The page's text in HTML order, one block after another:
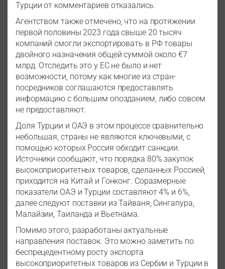
Турции от комментариев отказались.
Агентством также отмечено, что на протяжении
первой половины 2023 года свыше 20 тысяч
компаний смогли экспортировать в РФ товары
двойного назначения общей суммой около €7
млрд. Отследить это у ЕС не было и нет
возможности, потому как многие из стран-
посредников соглашаются предоставлять
информацию с большим опозданием, либо совсем
не предоставляют.
Доля Турции и ОАЭ в этом процессе сравнительно
небольшая, страны не являются ключевыми, с
помощью которых Россия обходит санкции.
Источники сообщают, что порядка 80% закупок
высокоприоритетных товаров, сделанных Россией,
приходится на Китай и Гонконг. Соразмерные
показатели ОАЭ и Турции составляют 4% и 6%,
далее следуют поставки из Тайваня, Сингапура,
Малайзии, Таиланда и Вьетнама.
Помимо этого, разработаны актуальные
направления поставок. Это можно заметить по
беспрецедентному росту экспорта
высокоприоритетных товаров из Сербии и Турции в